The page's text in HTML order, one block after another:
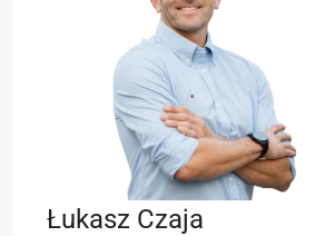
Łukasz Czaja